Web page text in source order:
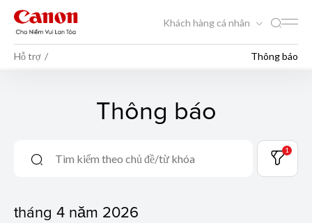
Khách hàng cá nhân
Hỗ trợ Thông báo
Thông báo
1
tháng 4 năm 2026